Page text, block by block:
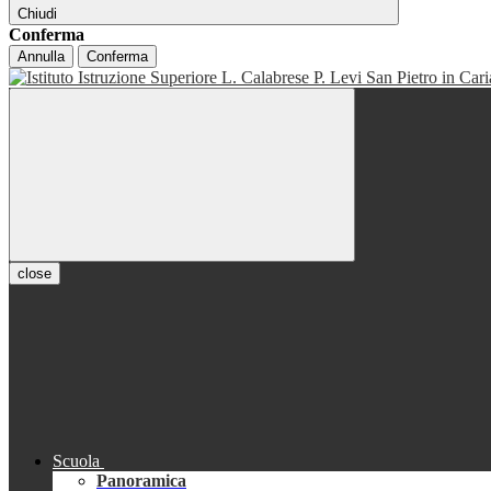
Chiudi
Conferma
Annulla Conferma
close
Scuola
Panoramica